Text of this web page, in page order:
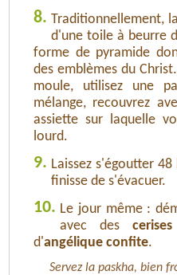
8. Traditionnellement,
d'une toile à beurre
forme de pyramide
des emblèmes du
moule, utilisez une
mélange, recouvrez
assiette sur laquelle
lourd.
9. Laissez s'égoutter
finisse de s'évacuer.
10. Le jour même :
avec des
d'angélique confite.
Servez la paskha, bien